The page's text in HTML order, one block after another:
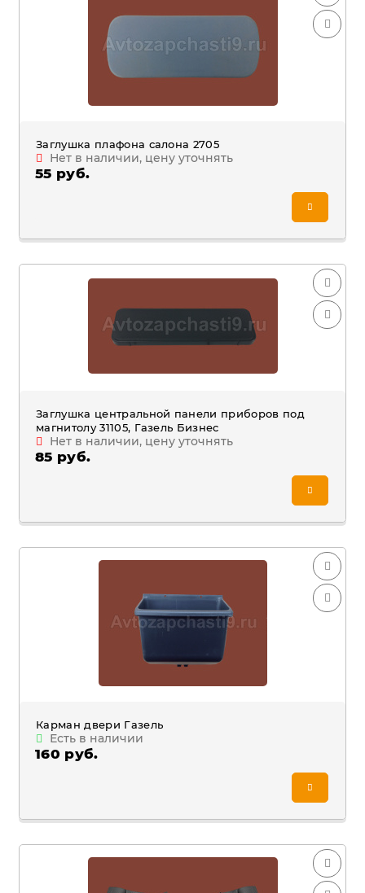
Заглушка плафона салона 2705
Нет в наличии, цену уточнять
55 руб.
Заглушка центральной панели приборов под
магнитолу 31105, Газель Бизнес
Нет в наличии, цену уточнять
85 руб.
Карман двери Газель
Есть в наличии
160 руб.